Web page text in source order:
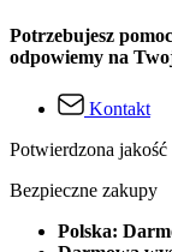
Potrzebujesz
odpowiemy na
Kontakt
Potwierdzona jakość
Bezpieczne zakupy
Polska: